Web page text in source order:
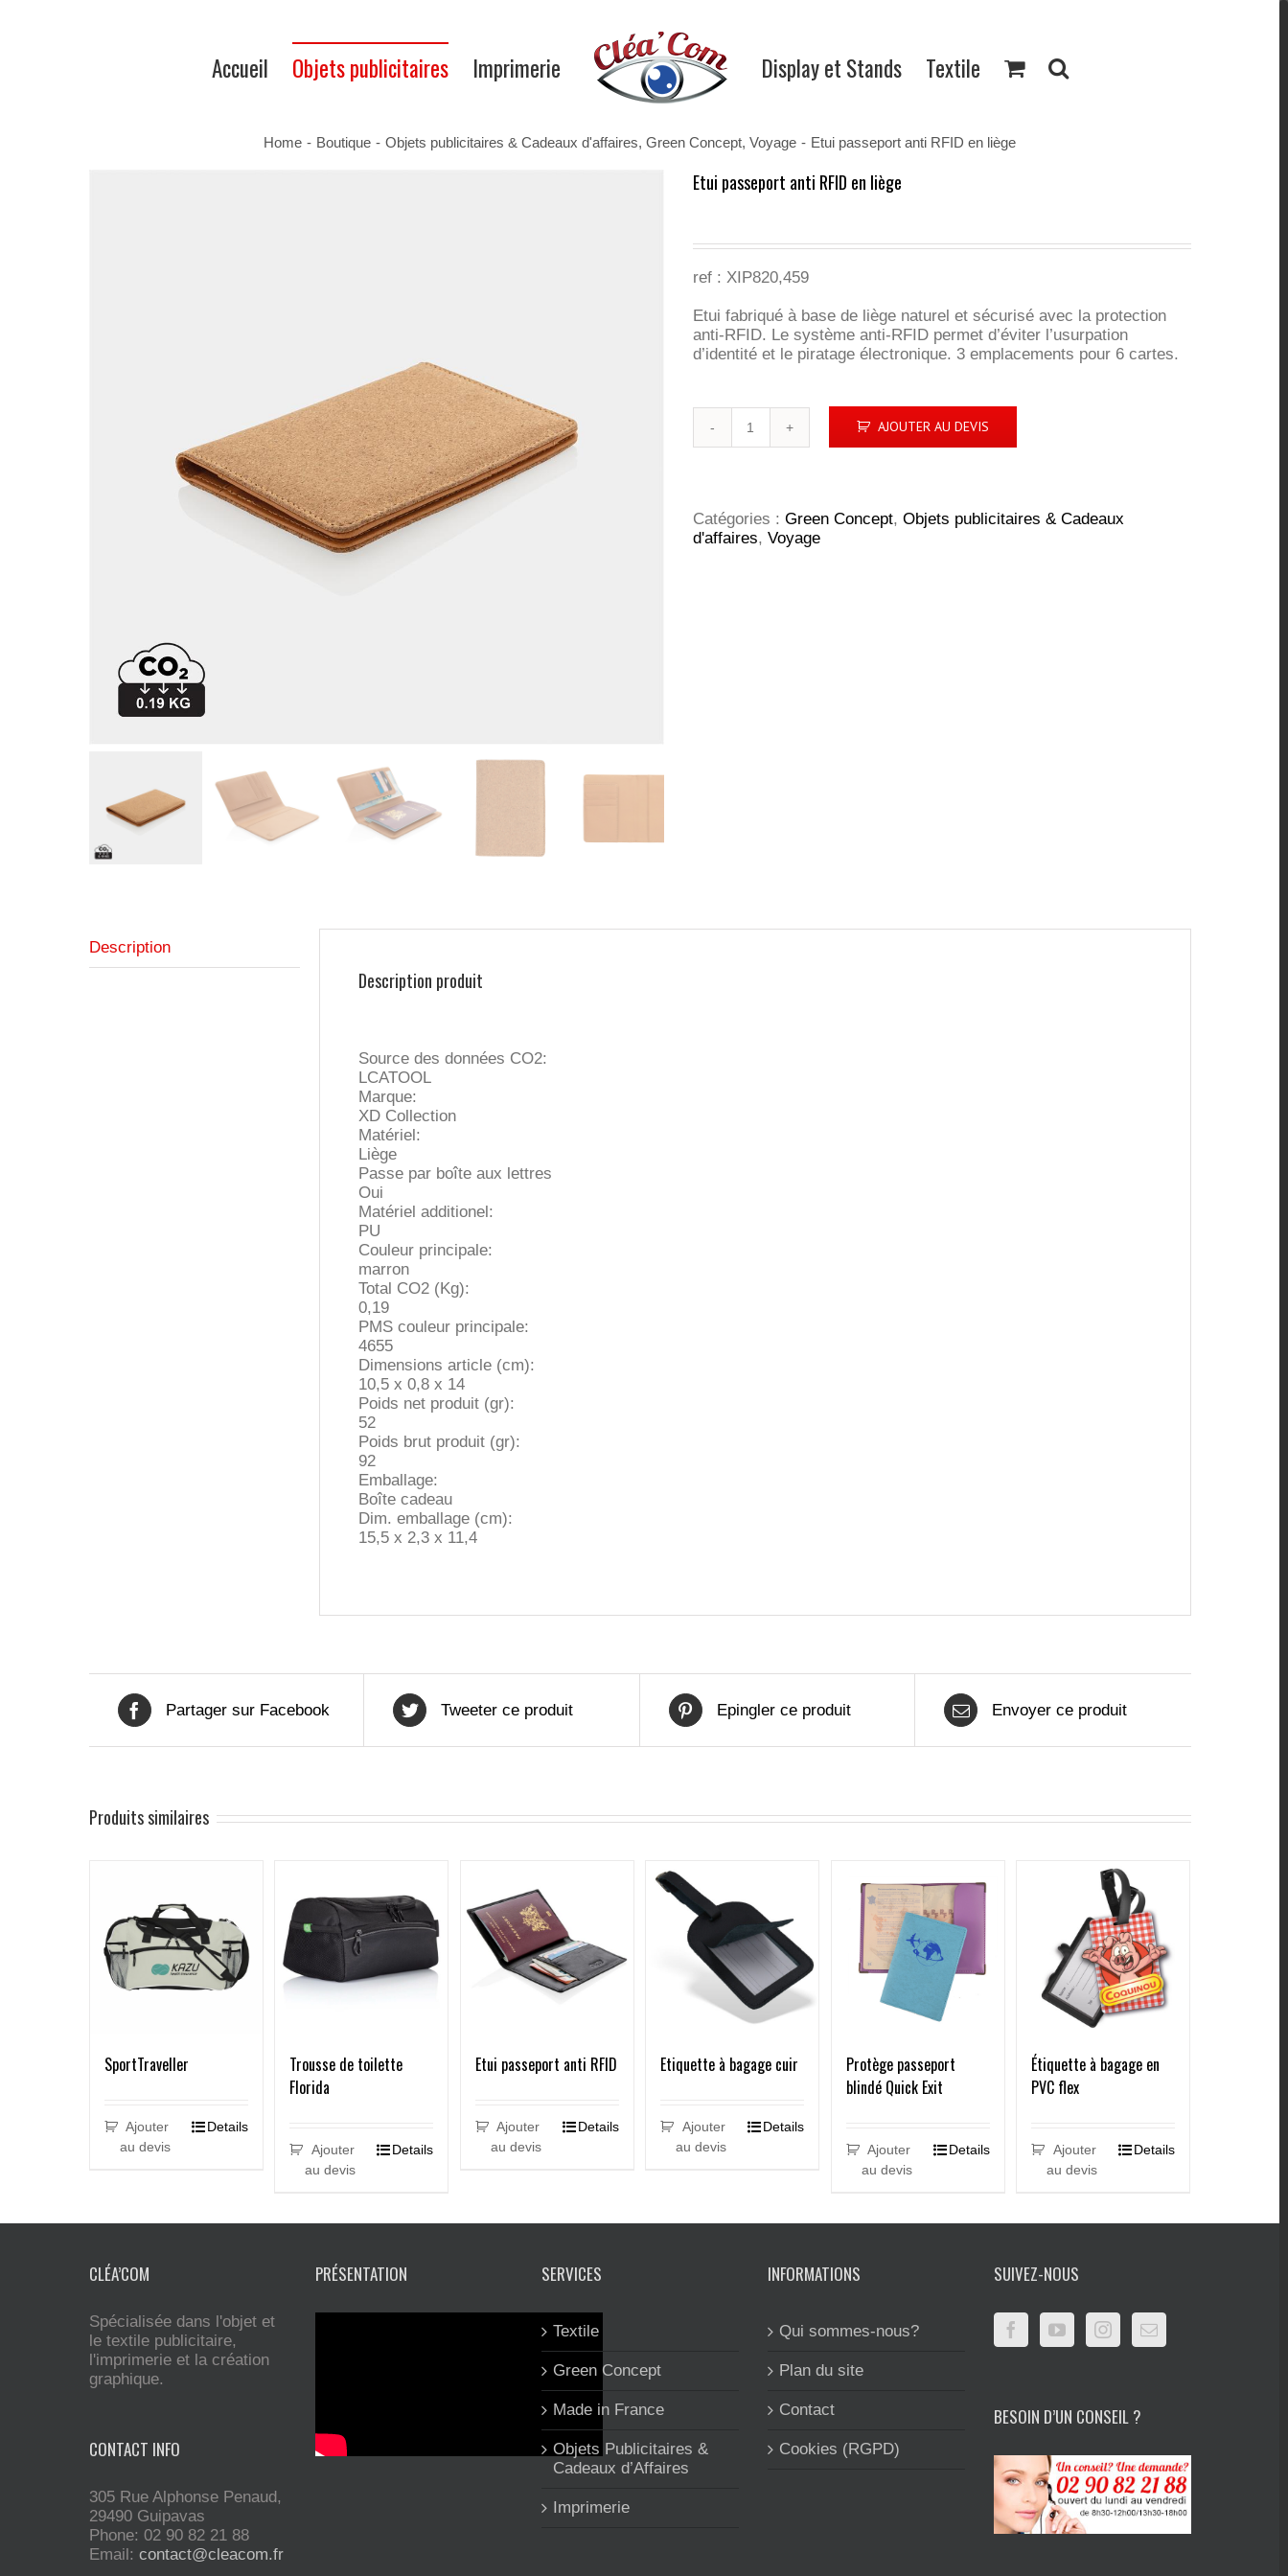
Accueil Objets publicitaires Imprimerie Display et Stands Textile
Home - Boutique - Objets publicitaires & Cadeaux d'affaires, Green Concept, Voyage - Etui passeport anti RFID en liège
Etui passeport anti RFID en liège
ref : XIP820,459
Etui fabriqué à base de liège naturel et sécurisé avec la protection
anti-RFID. Le système anti-RFID permet d’éviter l’usurpation
d’identité et le piratage électronique. 3 emplacements pour 6 cartes.
de
RFID
en
liège
AJOUTER AU DEVIS
Catégories : Green Concept, Objets publicitaires & Cadeaux
d'affaires, Voyage
Description
Description produit
Source des données CO2:
LCATOOL
Marque:
XD Collection
Matériel:
Liège
Passe par boîte aux lettres
Oui
Matériel additionel:
PU
Couleur principale:
marron
Total CO2 (Kg):
0,19
PMS couleur principale:
4655
Dimensions article (cm):
10,5 x 0,8 x 14
Poids net produit (gr):
52
Poids brut produit (gr):
92
Emballage:
Boîte cadeau
Dim. emballage (cm):
15,5 x 2,3 x 11,4
Partager sur Facebook Tweeter ce produit Epingler ce produit Envoyer ce produit
Produits similaires
SportTraveller
Ajouter
au devis
Details
Trousse de toilette
Florida
Ajouter
au devis
Details
Etui passeport anti RFID
Ajouter
au devis
Details
Etiquette à bagage cuir
Ajouter
au devis
Details
Protège passeport
blindé Quick Exit
Ajouter
au devis
Details
Étiquette à bagage en
PVC flex
Ajouter
au devis
Details
CLÉA’COM
Spécialisée dans l'objet et
le textile publicitaire,
l'imprimerie et la création
graphique.
CONTACT INFO
305 Rue Alphonse Penaud,
29490 Guipavas
Phone: 02 90 82 21 88
Email: contact@cleacom.fr
PRÉSENTATION SERVICES
Textile
Green Concept
Made in France
Objets Publicitaires &
Cadeaux d’Affaires
Imprimerie
INFORMATIONS
Qui sommes-nous?
Plan du site
Contact
Cookies (RGPD)
SUIVEZ-NOUS
BESOIN D’UN CONSEIL ?